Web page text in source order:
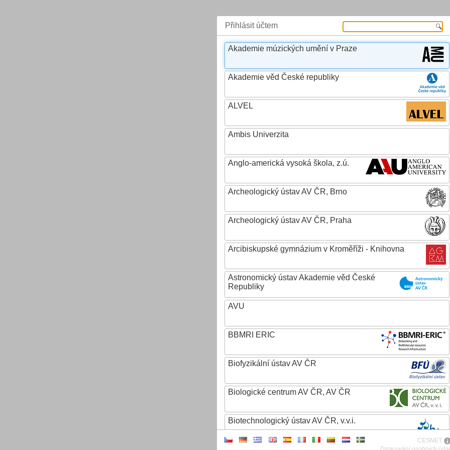
Přihlásit účtem
Akademie múzických umění v Praze
Akademie věd České republiky
ALVEL
Ambis Univerzita
Anglo-americká vysoká škola, z.ú.
Archeologický ústav AV ČR, Brno
Archeologický ústav AV ČR, Praha
Arcibiskupské gymnázium v Kroměříži - Knihovna
Astronomický ústav Akademie věd České
Republiky
AVU
BBMRI ERIC
Biofyzikální ústav AV ČR
Biologické centrum AV ČR, AV ČR
Biotechnologický ústav AV ČR, v.v.i.
CESNET